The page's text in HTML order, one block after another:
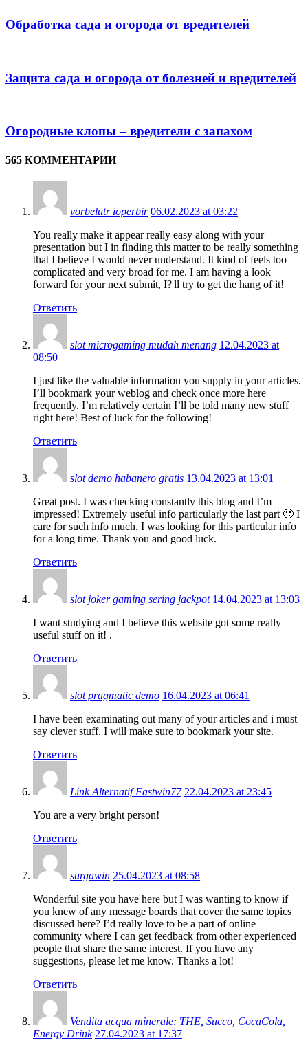
Обработка сада и огорода от вредителей
Защита сада и огорода от болезней и вредителей
Огородные клопы – вредители с запахом
565 КОММЕНТАРИИ
vorbelutr ioperbir 06.02.2023 at 03:22
You really make it appear really easy along with your
presentation but I in finding this matter to be really something
that I believe I would never understand. It kind of feels too
complicated and very broad for me. I am having a look
forward for your next submit, I?¦ll try to get the hang of it!
Ответить
slot microgaming mudah menang 12.04.2023 at
08:50
I just like the valuable information you supply in your articles.
I’ll bookmark your weblog and check once more here
frequently. I’m relatively certain I’ll be told many new stuff
right here! Best of luck for the following!
Ответить
slot demo habanero gratis 13.04.2023 at 13:01
Great post. I was checking constantly this blog and I’m
impressed! Extremely useful info particularly the last part 🙂 I
care for such info much. I was looking for this particular info
for a long time. Thank you and good luck.
Ответить
slot joker gaming sering jackpot 14.04.2023 at 13:03
I want studying and I believe this website got some really
useful stuff on it! .
Ответить
slot pragmatic demo 16.04.2023 at 06:41
I have been examinating out many of your articles and i must
say clever stuff. I will make sure to bookmark your site.
Ответить
Link Alternatif Fastwin77 22.04.2023 at 23:45
You are a very bright person!
Ответить
surgawin 25.04.2023 at 08:58
Wonderful site you have here but I was wanting to know if
you knew of any message boards that cover the same topics
discussed here? I’d really love to be a part of online
community where I can get feedback from other experienced
people that share the same interest. If you have any
suggestions, please let me know. Thanks a lot!
Ответить
Vendita acqua minerale: THE, Succo, CocaCola,
Energy Drink 27.04.2023 at 17:37